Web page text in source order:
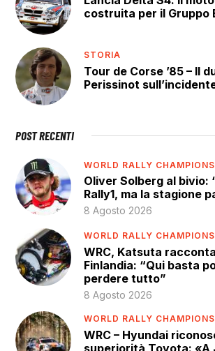
costruita per il Gruppo
STORIA
Tour de Corse ’85 – Il
Perissinot
POST RECENTI
WORLD RALLY
Oliver Solberg al bivio:
Rally1, ma la stagione
8 Agosto 2026
WORLD RALLY
WRC, Katsuta
Finlandia: “Qui basta
perdere tutto”
8 Agosto 2026
WORLD RALLY
WRC – Hyundai
superiorità Toyota: «A